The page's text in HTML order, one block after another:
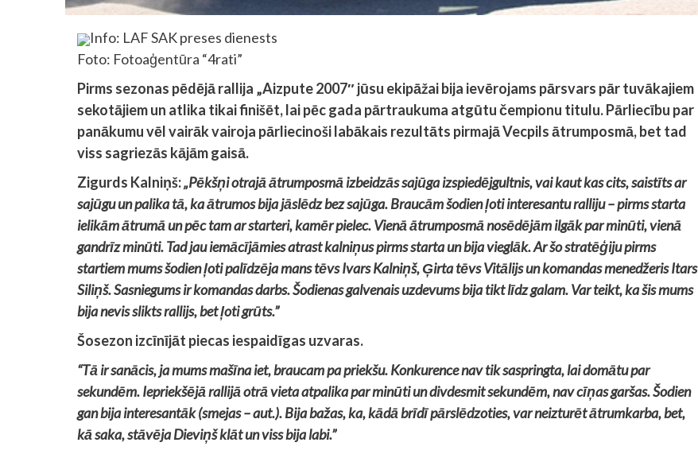
Info: LAF SAK preses dienests
Foto: Fotoaģentūra “4rati”
Pirms sezonas pēdējā rallija „Aizpute 2007″ jūsu ekipāžai bija ievērojams pārsvars pār tuvākajiem
sekotājiem un atlika tikai finišēt, lai pēc gada pārtraukuma atgūtu čempionu titulu. Pārliecību par
panākumu vēl vairāk vairoja pārliecinoši labākais rezultāts pirmajā Vecpils ātrumposmā, bet tad
viss sagriezās kājām gaisā.
Zigurds Kalniņš:„Pēkšņi otrajā ātrumposmā izbeidzās sajūga izspiedējgultnis, vai kaut kas cits, saistīts ar
sajūgu un palika tā, ka ātrumos bija jāslēdz bez sajūga. Braucām šodien ļoti interesantu ralliju – pirms starta
ielikām ātrumā un pēc tam ar starteri, kamēr pielec. Vienā ātrumposmā nosēdējām ilgāk par minūti, vienā
gandrīz minūti. Tad jau iemācījāmies atrast kalniņus pirms starta un bija vieglāk. Ar šo stratēģiju pirms
startiem mums šodien ļoti palīdzēja mans tēvs Ivars Kalniņš, Ģirta tēvs Vitālijs un komandas menedžeris Itars
Siliņš. Sasniegums ir komandas darbs. Šodienas galvenais uzdevums bija tikt līdz galam. Var teikt, ka šis mums
bija nevis slikts rallijs, bet ļoti grūts.”
Šosezon izcīnījāt piecas iespaidīgas uzvaras.
“Tā ir sanācis, ja mums mašīna iet, braucam pa priekšu. Konkurence nav tik saspringta, lai domātu par
sekundēm. Iepriekšējā rallijā otrā vieta atpalika par minūti un divdesmit sekundēm, nav cīņas garšas. Šodien
gan bija interesantāk (smejas – aut.). Bija bažas, ka, kādā brīdī pārslēdzoties, var neizturēt ātrumkarba, bet,
kā saka, stāvēja Dieviņš klāt un viss bija labi.”